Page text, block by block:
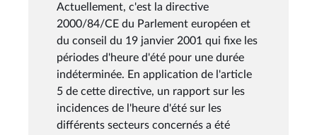
Actuellement, c'est la directive
2000/84/CE du Parlement européen et
du conseil du 19 janvier 2001 qui fixe les
périodes d'heure d'été pour une durée
indéterminée. En application de l'article
5 de cette directive, un rapport sur les
incidences de l'heure d'été sur les
différents secteurs concernés a été